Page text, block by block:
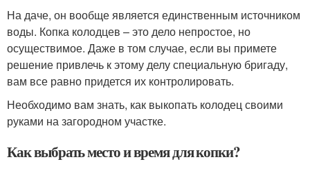
На даче, он вообще является единственным источником
воды. Копка колодцев – это дело непростое, но
осуществимое. Даже в том случае, если вы примете
решение привлечь к этому делу специальную бригаду,
вам все равно придется их контролировать.
Необходимо вам знать, как выкопать колодец своими
руками на загородном участке.
Как выбрать место и время для копки?